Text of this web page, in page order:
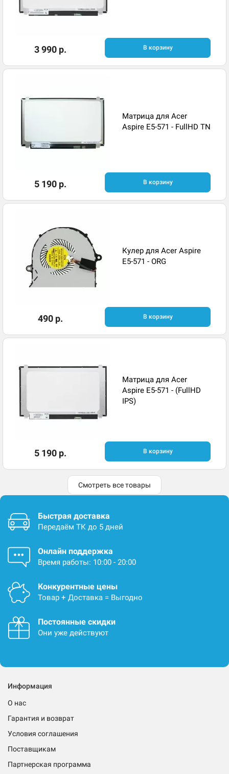
3 990 р. В корзину
Матрица для Acer
Aspire E5-571 - FullHD TN
5 190 р. В корзину
Кулер для Acer Aspire
E5-571 - ORG
490 р. В корзину
Матрица для Acer
Aspire E5-571 - (FullHD
IPS)
5 190 р. В корзину
Смотреть все товары
Быстрая доставка
Передаём ТК до 5 дней
Онлайн поддержка
Время работы: 10:00 - 20:00
Конкурентные цены
Товар + Доставка = Выгодно
Постоянные скидки
Они уже действуют
Информация
О нас
Гарантия и возврат
Условия соглашения
Поставщикам
Партнерская программа